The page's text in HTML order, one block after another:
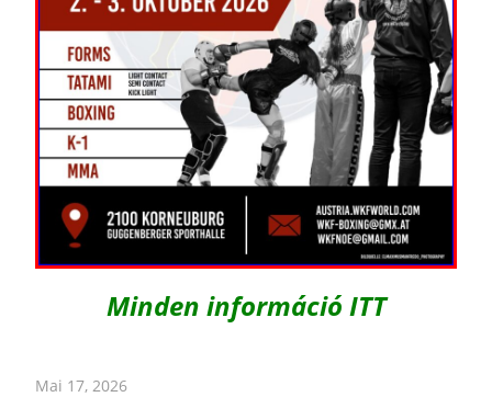
Minden információ ITT
Mai 17, 2026